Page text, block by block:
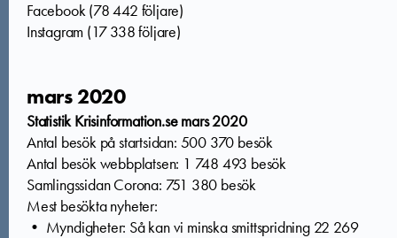
Facebook (78 442 följare)
Instagram (17 338 följare)
mars 2020
Statistik Krisinformation.se mars 2020
Antal besök på startsidan: 500 370 besök
Antal besök webbplatsen: 1 748 493 besök
Samlingssidan Corona: 751 380 besök
Mest besökta nyheter:
• Myndigheter: Så kan vi minska smittspridning 22 269